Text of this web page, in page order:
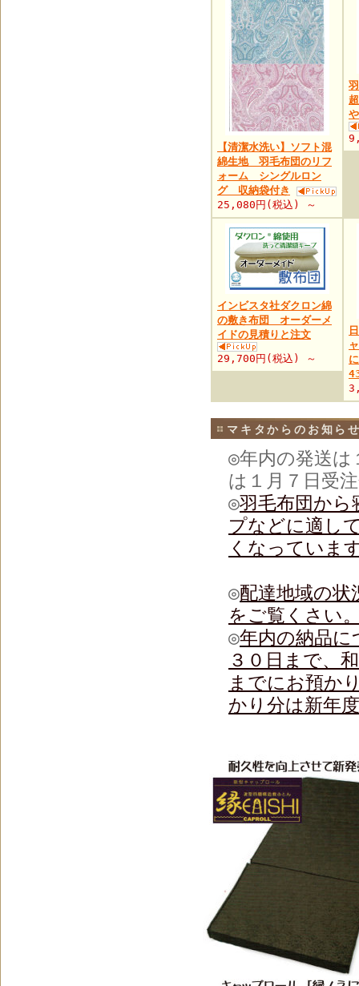
【清潔水洗い】ソフト混
綿生地 羽毛布団のリフ
ォーム シングルロン
グ 収納袋付き
25,080円(税込) ～
インビスタ社ダクロン綿
の敷き布団 オーダーメ
イドの見積りと注文
29,700円(税込) ～
マキタからのお知ら
◎年内の発送
は１月７日受
◎羽毛布団か
プなどに適し
くなっていま
◎配達地域の
をご覧くさい
◎年内の納品に
３０日まで、
までにお預か
かり分は新年